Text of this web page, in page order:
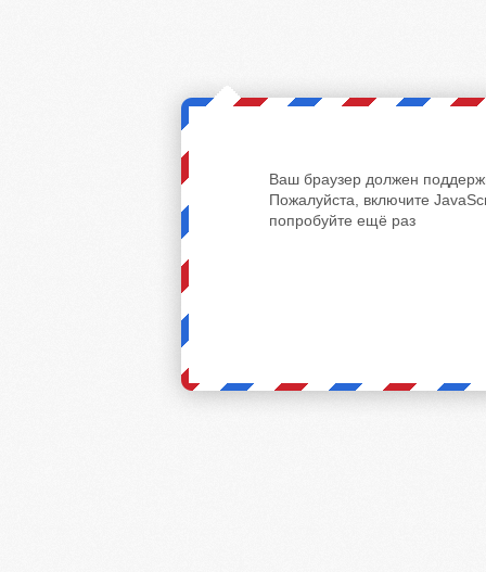
Ваш браузер должен
Пожалуйста, включите
попробуйте ещё раз